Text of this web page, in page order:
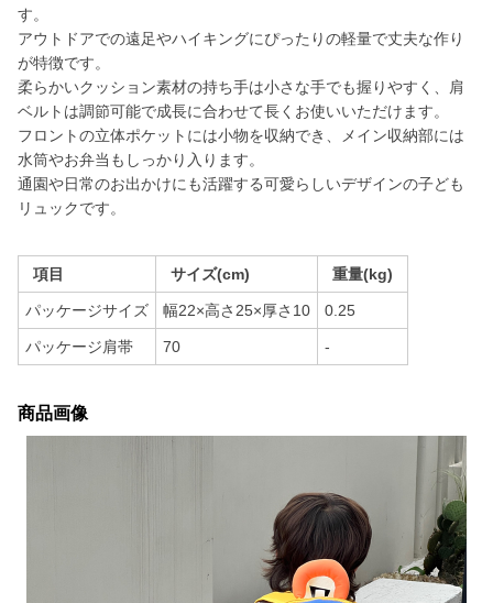
す。
アウトドアでの遠足やハイキングにぴったりの軽量で丈夫な作り
が特徴です。
柔らかいクッション素材の持ち手は小さな手でも握りやすく、肩
ベルトは調節可能で成長に合わせて長くお使いいただけます。
フロントの立体ポケットには小物を収納でき、メイン収納部には
水筒やお弁当もしっかり入ります。
通園や日常のお出かけにも活躍する可愛らしいデザインの子ども
リュックです。
項目 サイズ(cm) 重量(kg)
パッケージサイズ 幅22×高さ25×厚さ10 0.25
パッケージ肩帯 70 -
商品画像